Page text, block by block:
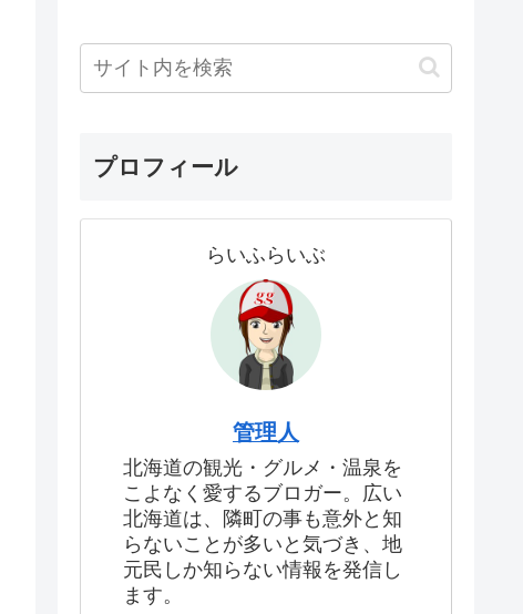
プロフィール
らいふらいぶ
管理人
北海道の観光・グルメ・温泉を
こよなく愛するブロガー。広い
北海道は、隣町の事も意外と知
らないことが多いと気づき、地
元民しか知らない情報を発信し
ます。